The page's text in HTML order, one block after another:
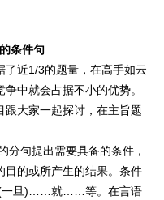
条件句
近1/3的题量，在高手如云
中就会占据不小的优势。
跟大家一起探讨，在主旨题
句提出需要具备的条件，
目的或所产生的结果。条件
(一旦)……就……等。在言语